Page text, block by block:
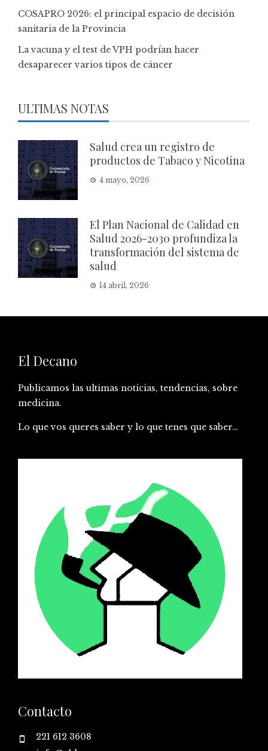
COSAPRO 2026: el principal espacio de decisión
sanitaria de la Provincia
La vacuna y el test de VPH podrían hacer
desaparecer varios tipos de cáncer
ULTIMAS NOTAS
Salud crea un registro de
productos de Tabaco y Nicotina
4 mayo, 2026
El Plan Nacional de Calidad en
Salud 2026-2030 profundiza la
transformación del sistema de
salud
14 abril, 2026
El Decano
Publicamos las ultimas noticias, tendencias, sobre
medicina.
Lo que vos queres saber y lo que tenes que saber…
Contacto
221 612 3608